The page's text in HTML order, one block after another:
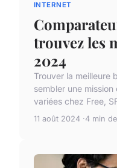
INTERNET
trouvez les
2024
Trouver la meilleure
sembler une
variées chez Free,
11 août 2024 4 min